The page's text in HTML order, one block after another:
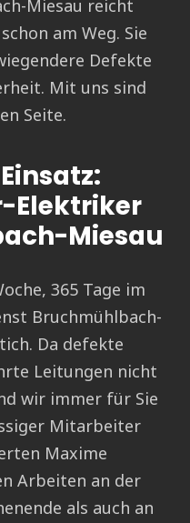
Miesau reicht
am Weg. Sie
Defekte
Mit uns sind
Seite.
Elektriker
Miesau
365 Tage im
Bruchmühlbach-
Da defekte
Leitungen nicht
wir immer für Sie
Mitarbeiter
Maxime
Arbeiten an der
als auch an